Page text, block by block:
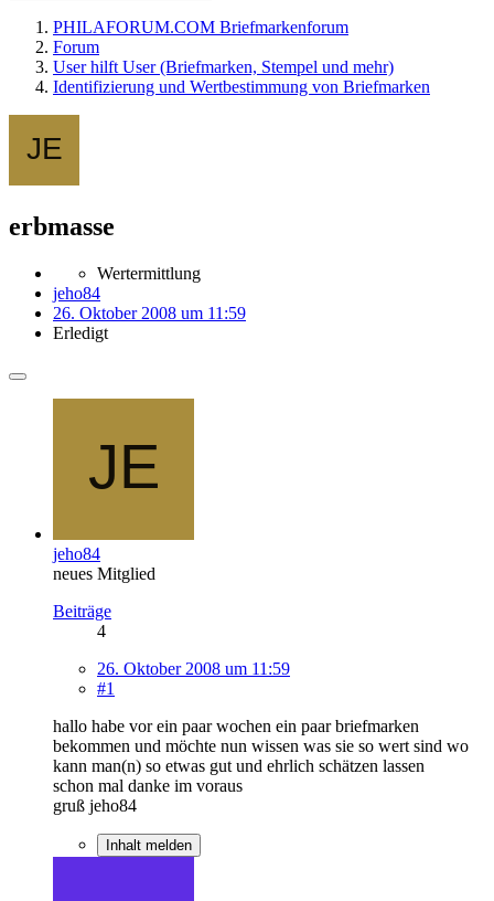
PHILAFORUM.COM Briefmarkenforum
Forum
User hilft User (Briefmarken, Stempel und mehr)
Identifizierung und Wertbestimmung von Briefmarken
erbmasse
Wertermittlung
jeho84
26. Oktober 2008 um 11:59
Erledigt
jeho84
neues Mitglied
Beiträge
4
26. Oktober 2008 um 11:59
#1
hallo habe vor ein paar wochen ein paar briefmarken
bekommen und möchte nun wissen was sie so wert sind wo
kann man(n) so etwas gut und ehrlich schätzen lassen
schon mal danke im voraus
gruß jeho84
Inhalt melden